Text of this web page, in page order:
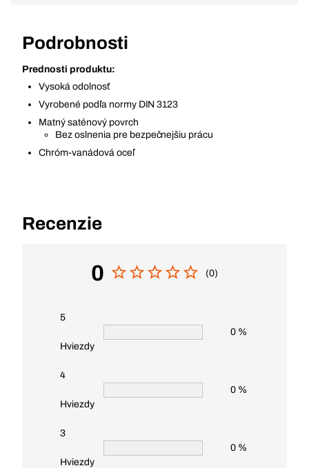
Podrobnosti
Prednosti produktu:
Vysoká odolnosť
Vyrobené podľa normy DIN 3123
Matný saténový povrch
Bez oslnenia pre bezpečnejšiu prácu
Chróm-vanádová oceľ
Recenzie
0 (0)
5
Hviezdy
0 %
4
Hviezdy
0 %
3
Hviezdy
0 %